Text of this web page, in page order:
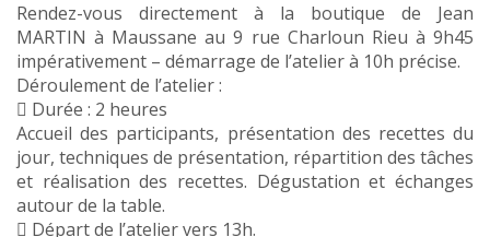
Rendez-vous directement à la boutique de Jean
MARTIN à Maussane au 9 rue Charloun Rieu à 9h45
impérativement – démarrage de l’atelier à 10h précise.
Déroulement de l’atelier :
 Durée : 2 heures
Accueil des participants, présentation des recettes du
jour, techniques de présentation, répartition des tâches
et réalisation des recettes. Dégustation et échanges
autour de la table.
 Départ de l’atelier vers 13h.